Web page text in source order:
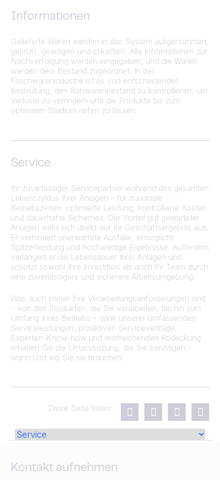
Informationen
Gelieferte Waren werden in das System aufgenommen,
geprüft, gewogen und etikettiert. Alle Informationen zur
Nachverfolgung werden eingegeben, und die Waren
werden dem Bestand zugeordnet. In der
Frischwarenindustrie ist es von entscheidender
Bedeutung, den Rohwarenbestand zu kontrollieren, um
Verluste zu verringern und die Produkte bis zum
optimalen Stadium reifen zu lassen.
Service
Ihr zuverlässiger Servicepartner während des gesamten
Lebenszyklus Ihrer Anlagen – für maximale
Betriebszeiten, optimierte Leistung, kontrollierte Kosten
und dauerhafte Sicherheit. Der Vorteil gut gewarteter
Anlagen wirkt sich direkt auf Ihr Geschäftsergebnis aus.
Er verhindert unerwartete Ausfälle, ermöglicht
Spitzenleistung und hochwertige Ergebnisse. Außerdem
verlängert er die Lebensdauer Ihrer Anlagen und
schützt sowohl Ihre Investition als auch Ihr Team durch
eine zuverlässigere und sicherere Arbeitsumgebung.
Was auch immer Ihre Verarbeitungsanforderungen sind
– von den Produkten, die Sie verarbeiten, bis hin zum
Umfang Ihres Betriebs – dank unserer umfassenden
Serviceleistungen, proaktiven Serviceverträge,
Experten-Know-how und weitreichenden Abdeckung
erhalten Sie die Unterstützung, die Sie benötigen –
wann und wo Sie sie brauchen.
Diese Seite teilen:
Kontakt aufnehmen